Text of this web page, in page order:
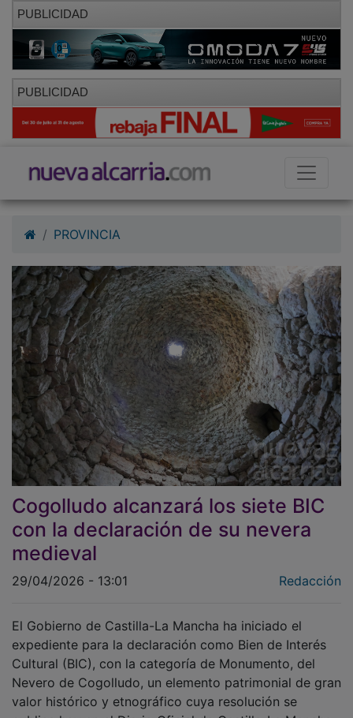
PUBLICIDAD
PUBLICIDAD
Cogolludo alcanzará los siete BIC
con la declaración de su nevera
medieval
expediente para la declaración como Bien de Interés
Cultural (BIC), con la categoría de Monumento, del
Nevero de Cogolludo, un elemento patrimonial de gran
valor histórico y etnográfico cuya resolución se
publica hoy en el Diario Oficial de Castilla-La Mancha.